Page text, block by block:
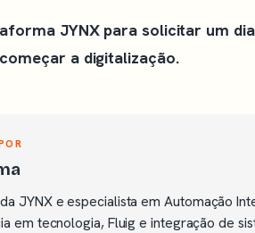
JYNX para solicitar um
a digitalização.
JYNX e especialista em Automação
em tecnologia, Fluig e integração de